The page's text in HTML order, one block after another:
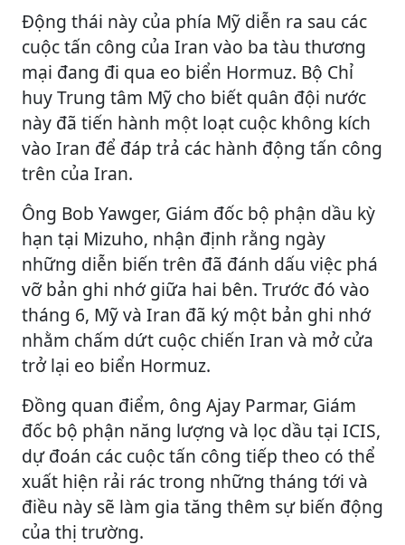
Động thái này của phía Mỹ diễn ra sau các
cuộc tấn công của Iran vào ba tàu thương
mại đang đi qua eo biển Hormuz. Bộ Chỉ
huy Trung tâm Mỹ cho biết quân đội nước
này đã tiến hành một loạt cuộc không kích
vào Iran để đáp trả các hành động tấn công
trên của Iran.
Ông Bob Yawger, Giám đốc bộ phận dầu kỳ
hạn tại Mizuho, nhận định rằng ngày
những diễn biến trên đã đánh dấu việc phá
vỡ bản ghi nhớ giữa hai bên. Trước đó vào
tháng 6, Mỹ và Iran đã ký một bản ghi nhớ
nhằm chấm dứt cuộc chiến Iran và mở cửa
trở lại eo biển Hormuz.
Đồng quan điểm, ông Ajay Parmar, Giám
đốc bộ phận năng lượng và lọc dầu tại ICIS,
dự đoán các cuộc tấn công tiếp theo có thể
xuất hiện rải rác trong những tháng tới và
điều này sẽ làm gia tăng thêm sự biến động
của thị trường.